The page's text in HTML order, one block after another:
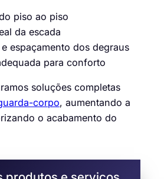
piso ao piso
da escada
espaçamento dos degraus
para conforto
soluções completas
corpo, aumentando a
o acabamento do